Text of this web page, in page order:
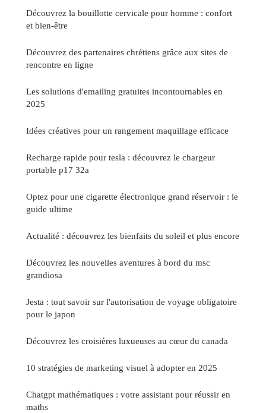
Découvrez la bouillotte cervicale pour homme : confort
et bien-être
Découvrez des partenaires chrétiens grâce aux sites de
rencontre en ligne
Les solutions d'emailing gratuites incontournables en
2025
Idées créatives pour un rangement maquillage efficace
Recharge rapide pour tesla : découvrez le chargeur
portable p17 32a
Optez pour une cigarette électronique grand réservoir : le
guide ultime
Actualité : découvrez les bienfaits du soleil et plus encore
Découvrez les nouvelles aventures à bord du msc
grandiosa
Jesta : tout savoir sur l'autorisation de voyage obligatoire
pour le japon
Découvrez les croisières luxueuses au cœur du canada
10 stratégies de marketing visuel à adopter en 2025
Chatgpt mathématiques : votre assistant pour réussir en
maths